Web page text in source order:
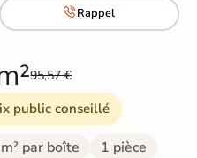
Rappel
95,57 €
public conseillé
par boîte 1 pièce